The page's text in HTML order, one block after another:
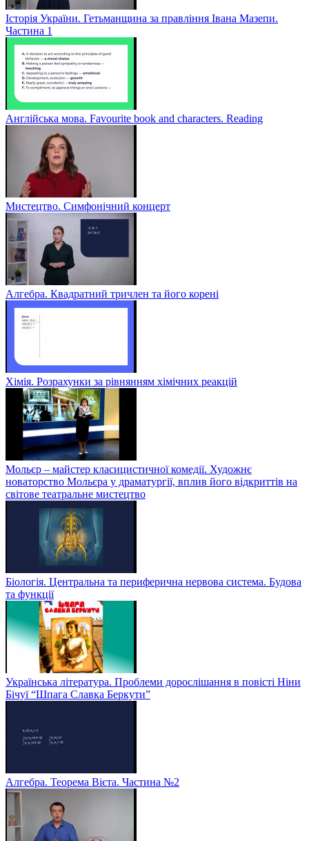
Історія України. Гетьманщина за правління Івана Мазепи.
Частина 1
Англійська мова. Favourite book and characters. Reading
Мистецтво. Симфонічний концерт
Алгебра. Квадратний тричлен та його корені
Хімія. Розрахунки за рівнянням хімічних реакцій
Мольєр – майстер класицистичної комедії. Художнє
новаторство Мольєра у драматургії, вплив його відкриттів на
світове театральне мистецтво
Біологія. Центральна та периферична нервова система. Будова
та функції
Українська література. Проблеми дорослішання в повісті Ніни
Бічуї “Шпага Славка Беркути”
Алгебра. Теорема Вієта. Частина №2